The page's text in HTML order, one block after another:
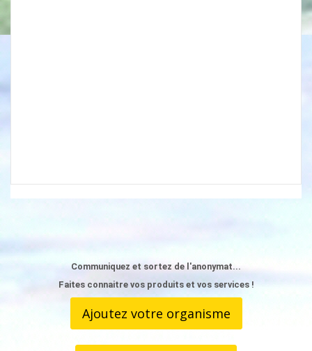
Communiquez et sortez de l'anonymat...
Faites connaitre vos produits et vos services !
Ajoutez votre organisme